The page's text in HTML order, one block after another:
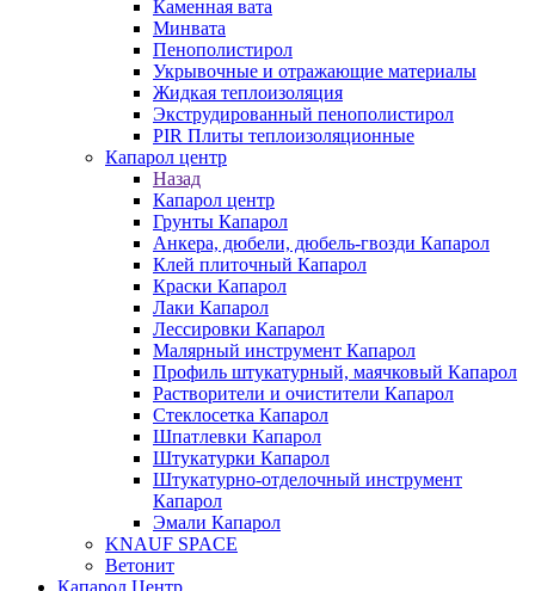
Каменная вата
Минвата
Пенополистирол
Укрывочные и отражающие материалы
Жидкая теплоизоляция
Экструдированный пенополистирол
PIR Плиты теплоизоляционные
Капарол центр
Назад
Капарол центр
Грунты Капарол
Анкера, дюбели, дюбель-гвозди Капарол
Клей плиточный Капарол
Краски Капарол
Лаки Капарол
Лессировки Капарол
Малярный инструмент Капарол
Профиль штукатурный, маячковый Капарол
Растворители и очистители Капарол
Cтеклосетка Капарол
Шпатлевки Капарол
Штукатурки Капарол
Штукатурно-отделочный инструмент
Капарол
Эмали Капарол
KNAUF SPACE
Ветонит
Капарол Центр